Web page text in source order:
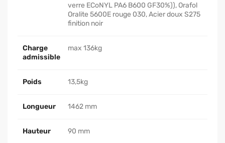
verre ECoNYL PA6 B600 GF30%)), Orafol
Oralite 5600E rouge 030, Acier doux S275
finition noir
Charge
admissible
max 136kg
Poids 13,5kg
Longueur 1462 mm
Hauteur 90 mm